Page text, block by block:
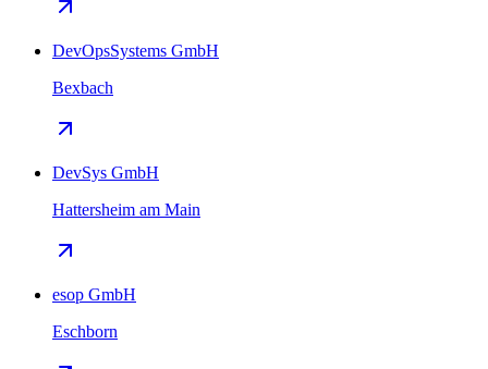
DevOpsSystems GmbH
Bexbach
DevSys GmbH
Hattersheim am Main
esop GmbH
Eschborn